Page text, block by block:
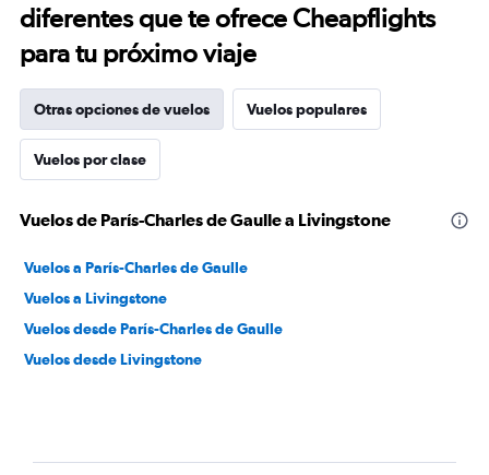
diferentes que te ofrece Cheapflights
para tu próximo viaje
Otras opciones de vuelos Vuelos populares
Vuelos por clase
Vuelos de París-Charles de Gaulle a Livingstone
Vuelos a París-Charles de Gaulle
Vuelos a Livingstone
Vuelos desde París-Charles de Gaulle
Vuelos desde Livingstone